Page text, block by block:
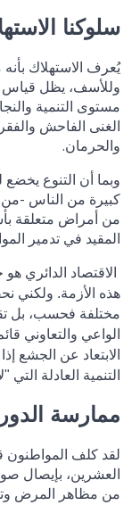
سلوكنا
يُعرف الاستهلاك
وللأسف، يظل قياس
مستوى التنمية
الغنى الفاحش
والحرمان.
وبما أن التنوع يخضع
كبيرة من الناس -
من أمراض متعلقة
المقيد في تدمير
الاقتصاد
هذه الأزمة. ولكني
مختلفة فحسب، بل
الواعي والتعاوني
الابتعاد عن الجشع
التنمية العادلة التي
ممارسة
لقد كلف المواطنون
العشرين، بإيصال
من مظاهر المرض